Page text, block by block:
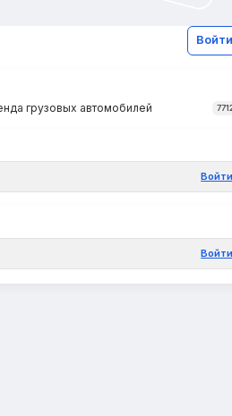
Войти
грузовых автомобилей
Войти
Войти